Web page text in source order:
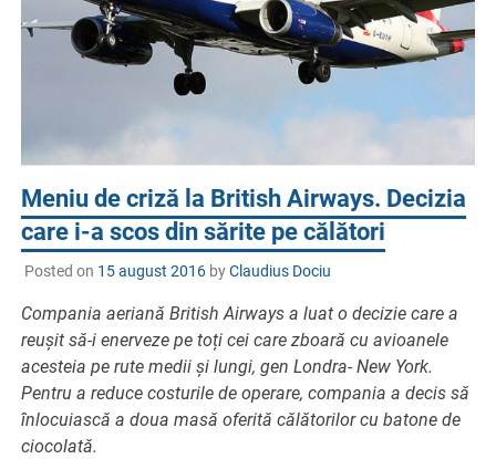
Meniu de criză la British Airways. Decizia
care i-a scos din sărite pe călători
Posted on 15 august 2016byClaudius Dociu
Compania aeriană British Airways a luat o decizie care a
reușit să-i enerveze pe toți cei care zboară cu avioanele
acesteia pe rute medii și lungi, gen Londra- New York.
Pentru a reduce costurile de operare, compania a decis să
înlocuiască a doua masă oferită călătorilor cu batone de
ciocolată.